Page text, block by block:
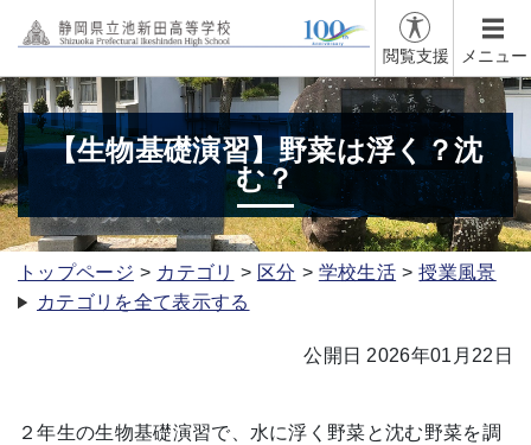
閲覧支援 メニュー
【生物基礎演習】野菜は浮く？沈
む？
トップページ カテゴリ 区分 学校生活
授業風景
カテゴリを全て表示する
公開日 2026年01月22日
２年生の生物基礎演習で、水に浮く野菜と沈む野菜を調